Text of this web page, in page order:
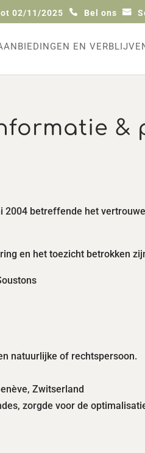
02/11/2025 Bel ons
EN
&
2004 betreffende het
en het toezicht betrokken
natuurlijke of rechtspersoon.
Zwitserland
zorgde voor de